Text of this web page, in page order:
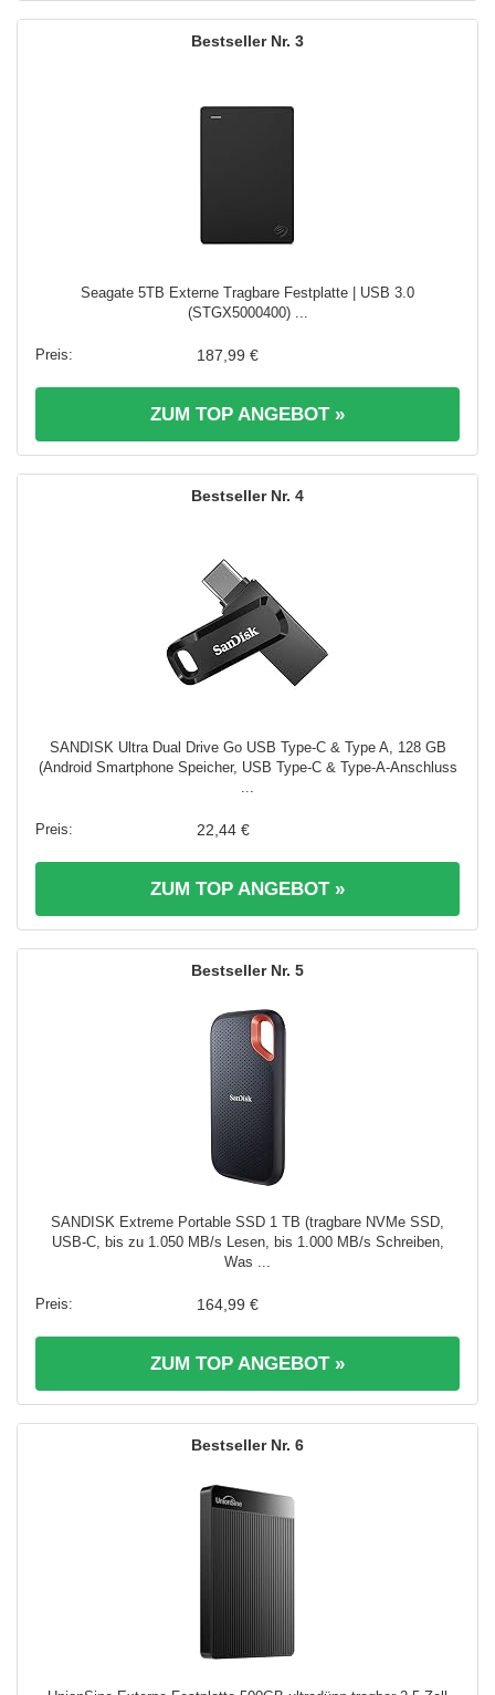
3
Seagate 5TB Externe Tragbare Festplatte | USB 3.0
(STGX5000400) ...
187,99 €
ZUM TOP ANGEBOT »
4
SANDISK Ultra Dual Drive Go USB Type-C & Type A, 128 GB
(Android Smartphone Speicher, USB Type-C & Type-A-Anschluss
...
22,44 €
ZUM TOP ANGEBOT »
5
SANDISK Extreme Portable SSD 1 TB (tragbare NVMe SSD,
USB-C, bis zu 1.050 MB/s Lesen, bis 1.000 MB/s Schreiben,
Was ...
164,99 €
ZUM TOP ANGEBOT »
6